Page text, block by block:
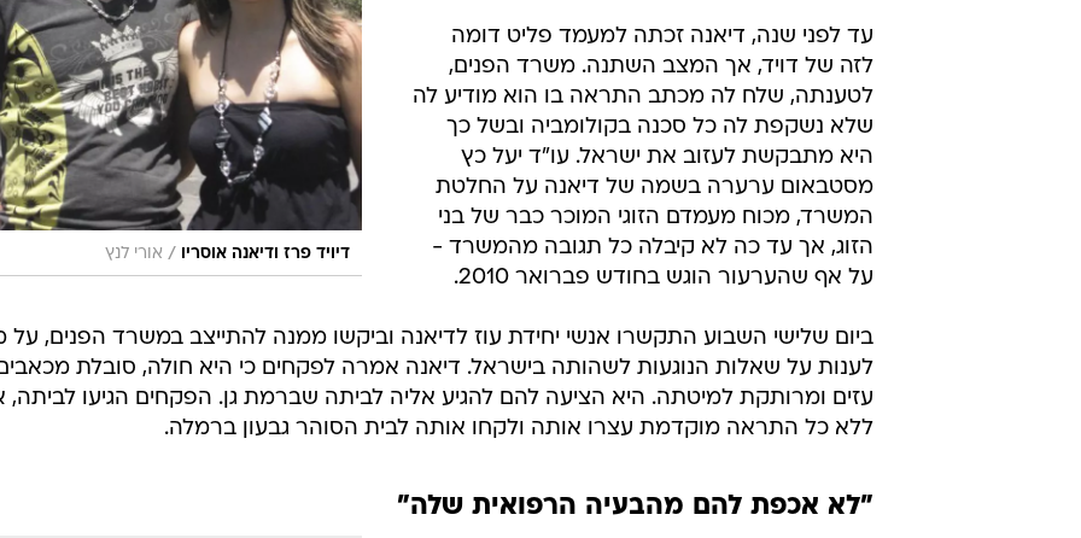
דיויד פרז ודיאנה אוסריו / אורי לנץ
עד לפני שנה, דיאנה זכתה למעמד פליט דומה
לזה של דויד, אך המצב השתנה. משרד הפנים,
לטענתה, שלח לה מכתב התראה בו הוא מודיע לה
שלא נשקפת לה כל סכנה בקולומביה ובשל כך
היא מתבקשת לעזוב את ישראל. עו"ד יעל כץ
מסטבאום ערערה בשמה של דיאנה על החלטת
המשרד, מכוח מעמדם הזוגי המוכר כבר של בני
הזוג, אך עד כה לא קיבלה כל תגובה מהמשרד -
על אף שהערעור הוגש בחודש פברואר 2010.
ביום שלישי השבוע התקשרו אנשי יחידת עוז לדיאנה וביקשו ממנה להתייצב במשרד הפנים, על
לענות על שאלות הנוגעות לשהותה בישראל. דיאנה אמרה לפקחים כי היא חולה, סובלת
עזים ומרותקת למיטתה. היא הציעה להם להגיע אליה לביתה שברמת גן. הפקחים הגיעו לביתה,
ללא כל התראה מוקדמת עצרו אותה ולקחו אותה לבית הסוהר גבעון ברמלה.
"לא אכפת להם מהבעיה הרפואית שלה"